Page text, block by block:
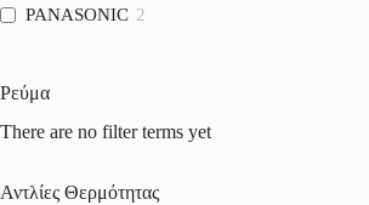
PANASONIC 2
Ρεύμα
There are no filter terms yet
Αντλίες Θερμότητας